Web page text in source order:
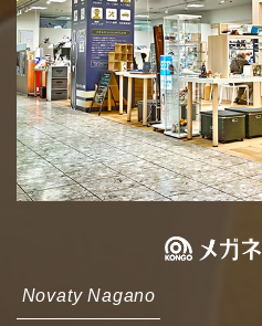
Novaty Nagano